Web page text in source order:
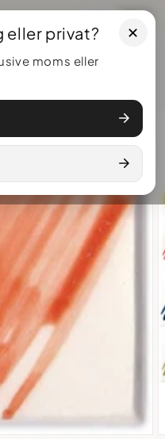
eller privat?
moms eller